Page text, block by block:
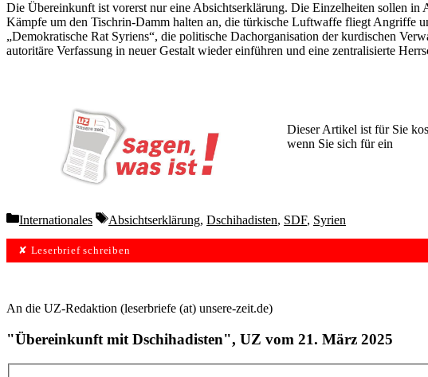
Die Übereinkunft ist vorerst nur eine Absichtserklärung. Die Einzelheiten sollen in
Kämpfe um den Tischrin-Damm halten an, die türkische Luftwaffe fliegt Angriffe
„Demokratische Rat Syriens“, die politische Dachorganisation der kurdischen
autoritäre Verfassung in neuer Gestalt wieder einführen und eine zentralisierte
Dieser Artikel ist für Sie
wenn Sie sich für ein
Categories
Internationales Tags
Absichtserklärung, Dschihadisten, SDF, Syrien
✘ Leserbrief schreiben
An die UZ-Redaktion (leserbriefe (at) unsere-zeit.de)
"Übereinkunft mit Dschihadisten", UZ vom 21. März 2025